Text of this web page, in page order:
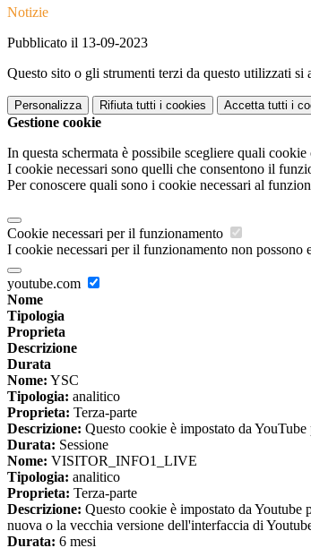
Notizie
Pubblicato il 13-09-2023
Questo sito o gli strumenti terzi da questo utilizzati
Personalizza Rifiuta tutti i cookies Accetta tutti i
Gestione cookie
In questa schermata è possibile scegliere quali cookie
I cookie necessari sono quelli che consentono il
Per conoscere quali sono i cookie necessari al
Cookie necessari per il funzionamento
I cookie necessari per il funzionamento non
youtube.com
Nome
Tipologia
Proprieta
Descrizione
Durata
Nome: YSC
Tipologia: analitico
Proprieta: Terza-parte
Descrizione: Questo cookie è impostato da
Durata: Sessione
Nome: VISITOR_INFO1_LIVE
Tipologia: analitico
Proprieta: Terza-parte
Descrizione: Questo cookie è impostato da Youtube
nuova o la vecchia versione dell'interfaccia di
Durata: 6 mesi